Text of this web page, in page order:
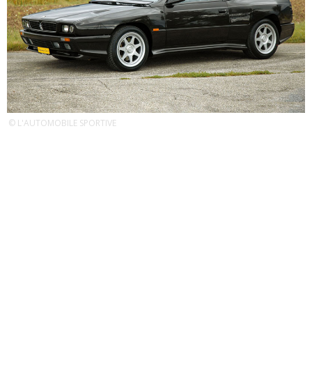
© L'AUTOMOBILE SPORTIVE